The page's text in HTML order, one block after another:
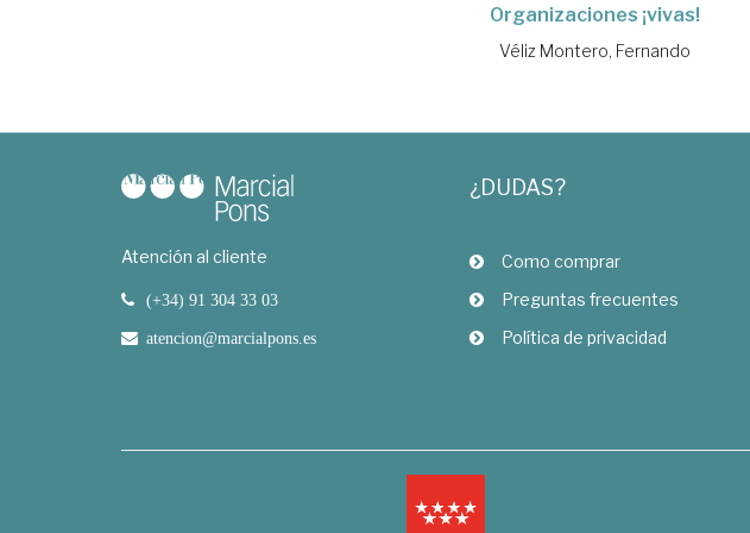
Organizaciones ¡vivas!
Véliz Montero, Fernando
Atención al cliente
(+34) 91 304 33 03
atencion@marcialpons.es
¿DUDAS?
Como comprar
Preguntas frecuentes
Política de privacidad